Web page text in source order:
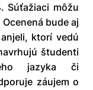
Súťažiaci môžu
bude aj
ktorí vedú
študenti
jazyka či
záujem o